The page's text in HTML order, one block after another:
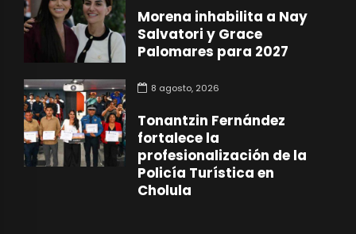
Morena inhabilita a Nay
Salvatori y Grace
Palomares para 2027
8 agosto, 2026
Tonantzin Fernández
fortalece la
profesionalización de la
Policía Turística en
Cholula